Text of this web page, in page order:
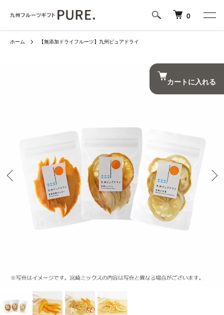
0
ホーム 【無添加ドライフルーツ】九州ピュアドライ
カートに入れる